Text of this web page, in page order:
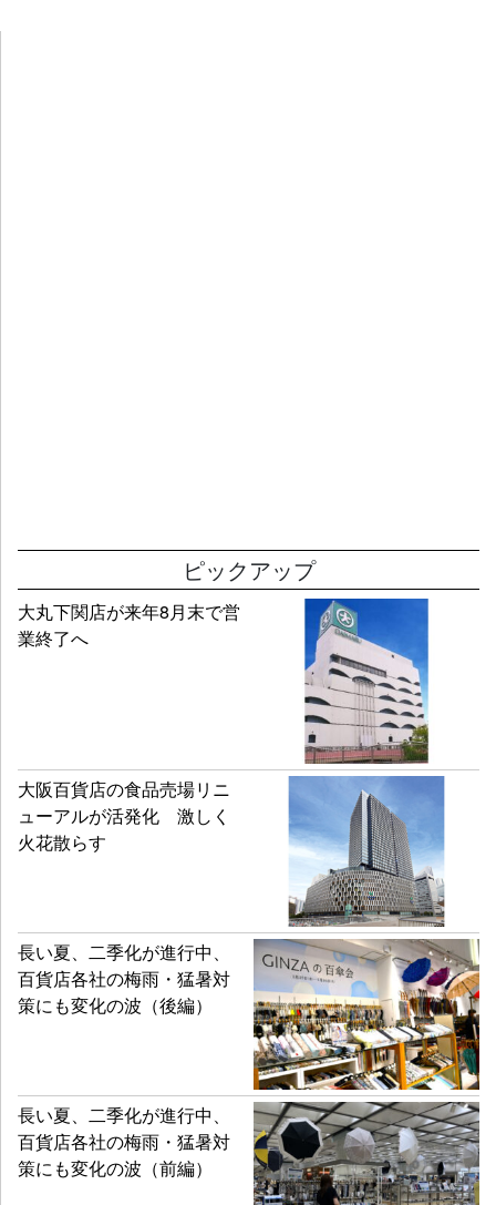
ピックアップ
大丸下関店が来年8月末で営
業終了へ
大阪百貨店の食品売場リニ
ューアルが活発化 激しく
火花散らす
長い夏、二季化が進行中、
百貨店各社の梅雨・猛暑対
策にも変化の波（後編）
長い夏、二季化が進行中、
百貨店各社の梅雨・猛暑対
策にも変化の波（前編）